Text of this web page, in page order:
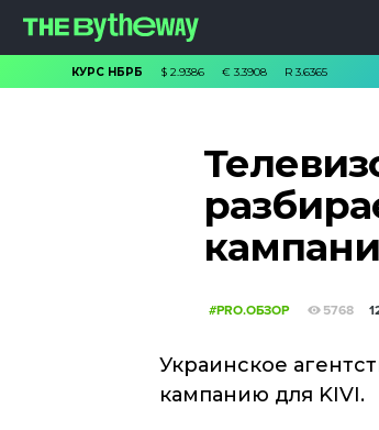
КУРС НБРБ $2.9386 € 3.3908 R3.6365
#PRO.ОБЗОР 5768
Украинское
кампанию для KIVI.